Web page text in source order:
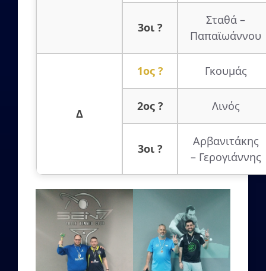
3οι ?
Σταθά –
Παπαϊωάννου
Δ
1ος ? Γκουμάς
2ος ? Λινός
3οι ?
Αρβανιτάκης
– Γερογιάννης